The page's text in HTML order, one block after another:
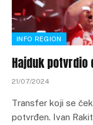
INFO REGION
Hajduk potvrdio
21/07/2024
Transfer koji se
potvrđen. Ivan